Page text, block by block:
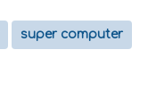
super computer